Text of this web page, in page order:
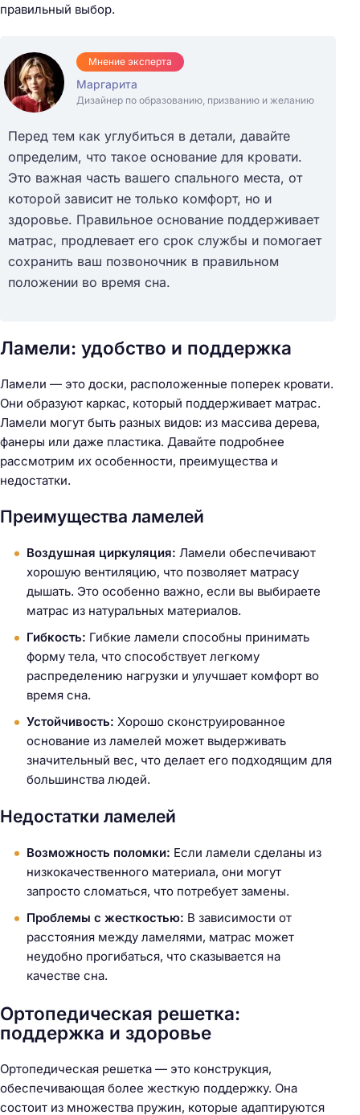
правильный выбор.
Мнение эксперта
Маргарита
Дизайнер по образованию, призванию и желанию
Перед тем как углубиться в детали, давайте
определим, что такое основание для кровати.
Это важная часть вашего спального места, от
которой зависит не только комфорт, но и
здоровье. Правильное основание поддерживает
матрас, продлевает его срок службы и помогает
сохранить ваш позвоночник в правильном
положении во время сна.
Ламели: удобство и поддержка
Ламели — это доски, расположенные поперек кровати.
Они образуют каркас, который поддерживает матрас.
Ламели могут быть разных видов: из массива дерева,
фанеры или даже пластика. Давайте подробнее
рассмотрим их особенности, преимущества и
недостатки.
Преимущества ламелей
Воздушная циркуляция: Ламели обеспечивают
хорошую вентиляцию, что позволяет матрасу
дышать. Это особенно важно, если вы выбираете
матрас из натуральных материалов.
Гибкость: Гибкие ламели способны принимать
форму тела, что способствует легкому
распределению нагрузки и улучшает комфорт во
время сна.
Устойчивость: Хорошо сконструированное
основание из ламелей может выдерживать
значительный вес, что делает его подходящим для
большинства людей.
Недостатки ламелей
Возможность поломки: Если ламели сделаны из
низкокачественного материала, они могут
запросто сломаться, что потребует замены.
Проблемы с жесткостью: В зависимости от
расстояния между ламелями, матрас может
неудобно прогибаться, что сказывается на
качестве сна.
Ортопедическая решетка:
поддержка и здоровье
Ортопедическая решетка — это конструкция,
обеспечивающая более жесткую поддержку. Она
состоит из множества пружин, которые адаптируются